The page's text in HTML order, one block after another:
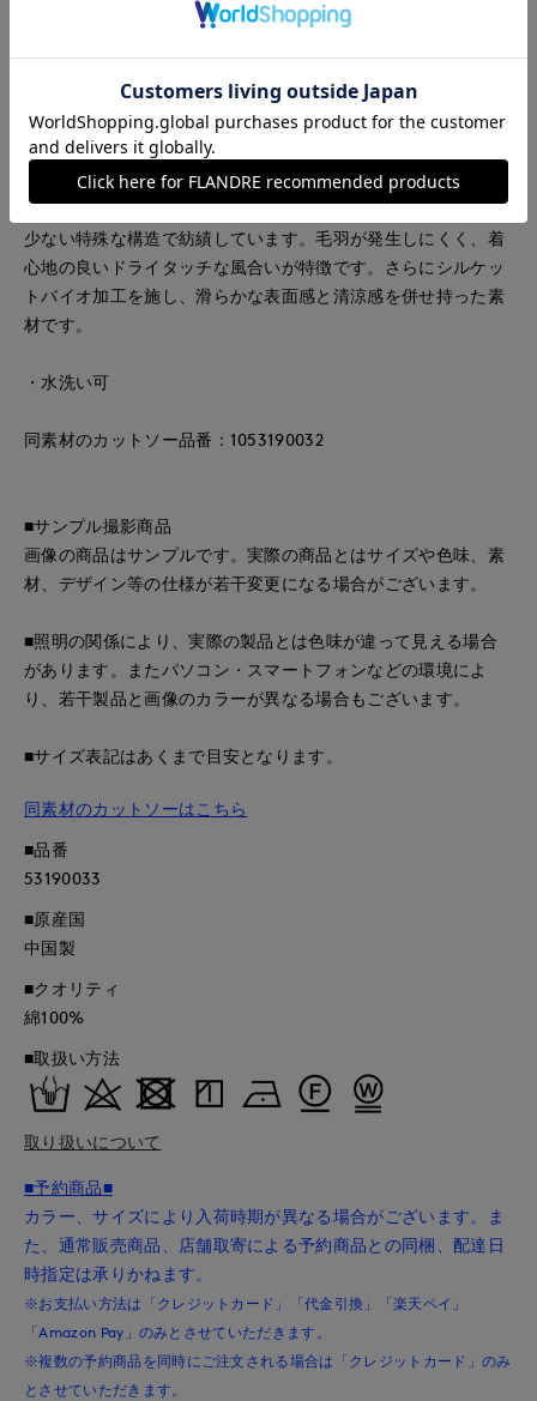
かさをプラス。袖丈は肘にかかる長さで、腕周りをしっかりカ
羽立ちが少ないつるっとした表情で、上品な印象で着用してい
ただけます。
独自の比率でブレンドした綿を、通常に比べて圧倒的に毛羽の
少ない特殊な構造で紡績しています。毛羽が発生しにくく、着
心地の良いドライタッチな風合いが特徴です。さらにシルケッ
トバイオ加工を施し、滑らかな表面感と清涼感を併せ持った素
材です。
・水洗い可
同素材のカットソー品番：1053190032
■サンプル撮影商品
画像の商品はサンプルです。実際の商品とはサイズや色味、素
材、デザイン等の仕様が若干変更になる場合がございます。
■照明の関係により、実際の製品とは色味が違って見える場合
があります。またパソコン・スマートフォンなどの環境によ
り、若干製品と画像のカラーが異なる場合もございます。
■サイズ表記はあくまで目安となります。
同素材のカットソーはこちら
■品番
53190033
■原産国
中国製
■クオリティ
綿100%
■取扱い方法
取り扱いについて
■予約商品■
カラー、サイズにより入荷時期が異なる場合がございます。ま
た、通常販売商品、店舗取寄による予約商品との同梱、配達日
時指定は承りかねます。
※お支払い方法は「クレジットカード」「代金引換」「楽天ペイ」
「Amazon Pay」のみとさせていただきます。
※複数の予約商品を同時にご注文される場合は「クレジットカード」のみ
とさせていただきます。